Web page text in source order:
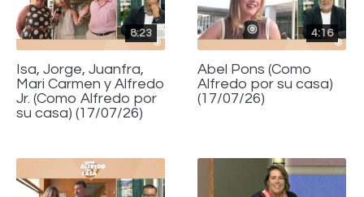
8:23
Isa, Jorge, Juanfra,
Mari Carmen y Alfredo
Jr. (Como Alfredo por
su casa) (17/07/26)
4:16
Abel Pons (Como
Alfredo por su casa)
(17/07/26)